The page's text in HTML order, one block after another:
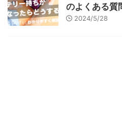
のよくある質
2024/5/28